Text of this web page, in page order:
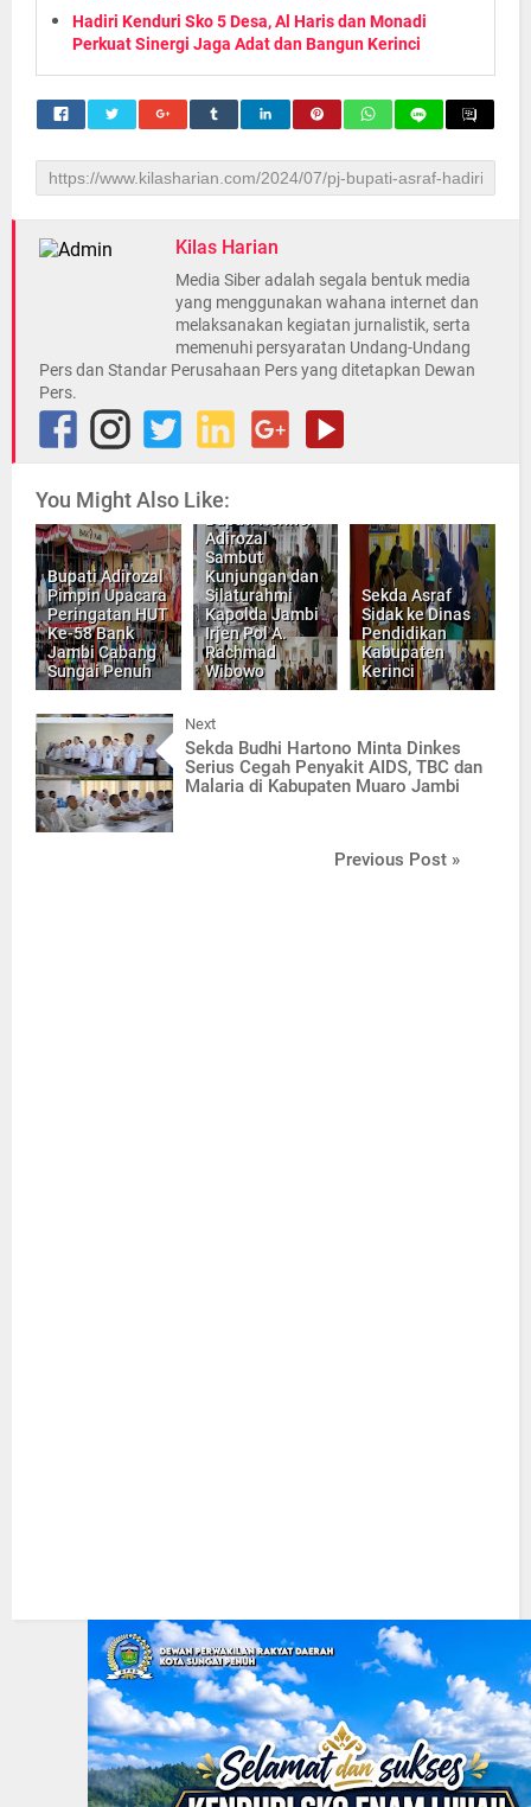
Hadiri Kenduri Sko 5 Desa, Al Haris dan Monadi
Perkuat Sinergi Jaga Adat dan Bangun Kerinci
Kilas Harian
Media Siber adalah segala bentuk media
yang menggunakan wahana internet dan
melaksanakan kegiatan jurnalistik, serta
memenuhi persyaratan Undang-Undang
Pers dan Standar Perusahaan Pers yang ditetapkan Dewan
Pers.
You Might Also Like:
Bupati Adirozal
Pimpin Upacara
Peringatan HUT
Ke-58 Bank
Jambi Cabang
Sungai Penuh
Bupati Kerinci
Adirozal
Sambut
Kunjungan dan
Silaturahmi
Kapolda Jambi
Irjen Pol A.
Rachmad
Wibowo
Sekda Asraf
Sidak ke Dinas
Pendidikan
Kabupaten
Kerinci
Next
Sekda Budhi Hartono Minta Dinkes
Serius Cegah Penyakit AIDS, TBC dan
Malaria di Kabupaten Muaro Jambi
Previous Post »